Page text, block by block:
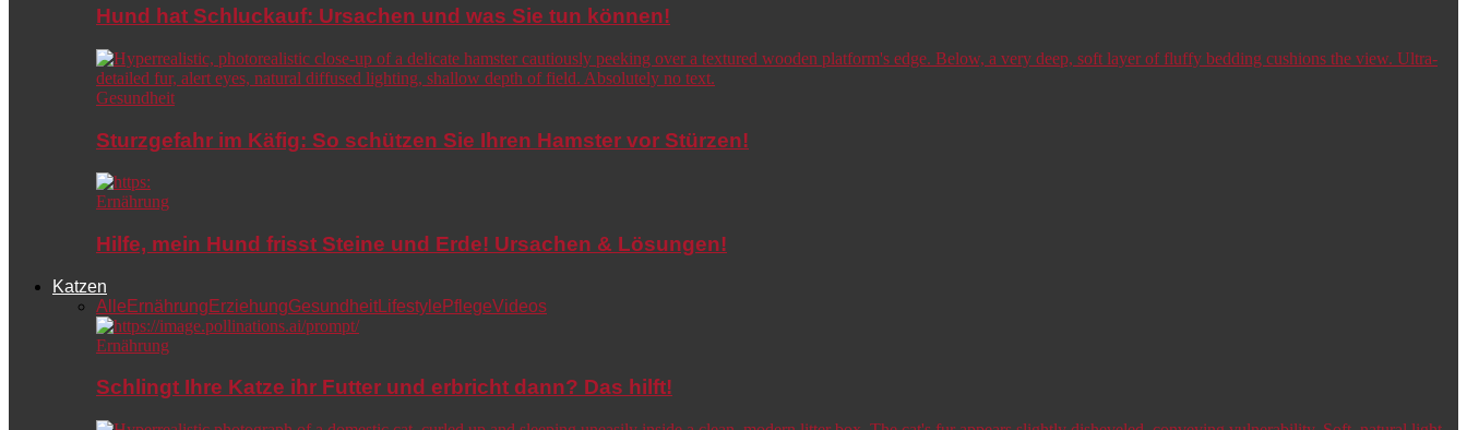
Hund hat Schluckauf: Ursachen und was Sie tun können!
Gesundheit
Sturzgefahr im Käfig: So schützen Sie Ihren Hamster vor Stürzen!
Ernährung
Hilfe, mein Hund frisst Steine und Erde! Ursachen & Lösungen!
Katzen
Alle Ernährung ErziehungGesundheitLifestyle PflegeVideos
Ernährung
Schlingt Ihre Katze ihr Futter und erbricht dann? Das hilft!